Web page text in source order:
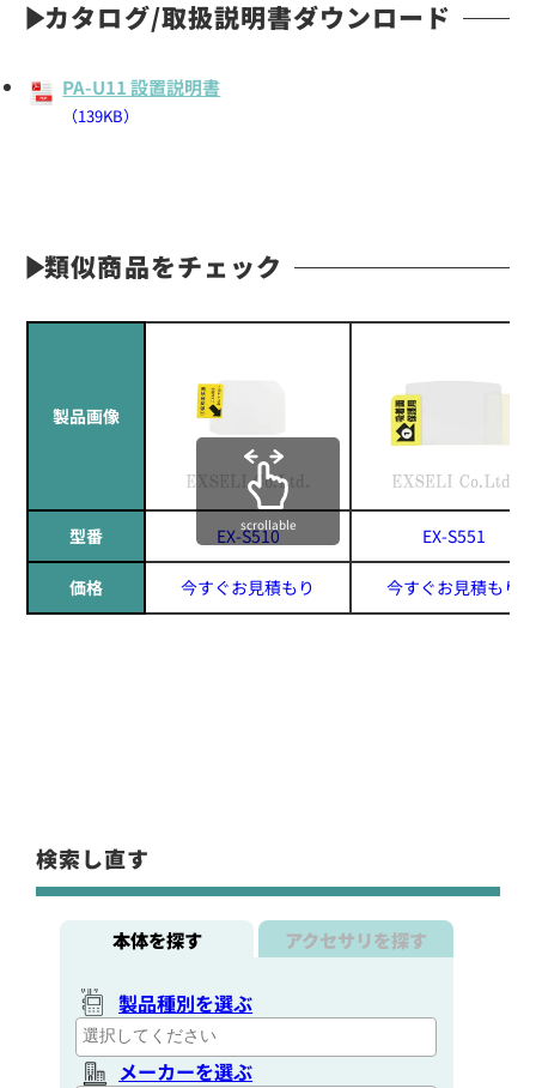
カタログ/取扱説明書ダウンロード
PA-U11 設置説明書
（139KB）
類似商品をチェック
製品画像
型番 EX-S510 EX-S551
価格 今すぐお見積もり 今すぐお見積もり
scrollable
検索し直す
本体を探す アクセサリを探す
製品種別を選ぶ
メーカーを選ぶ